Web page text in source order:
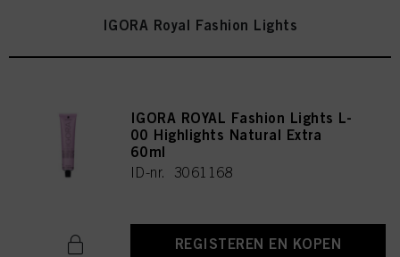
IGORA Royal Fashion Lights
IGORA ROYAL Fashion Lights L-
00 Highlights Natural Extra
60ml
ID-nr. 3061168
REGISTEREN EN KOPEN